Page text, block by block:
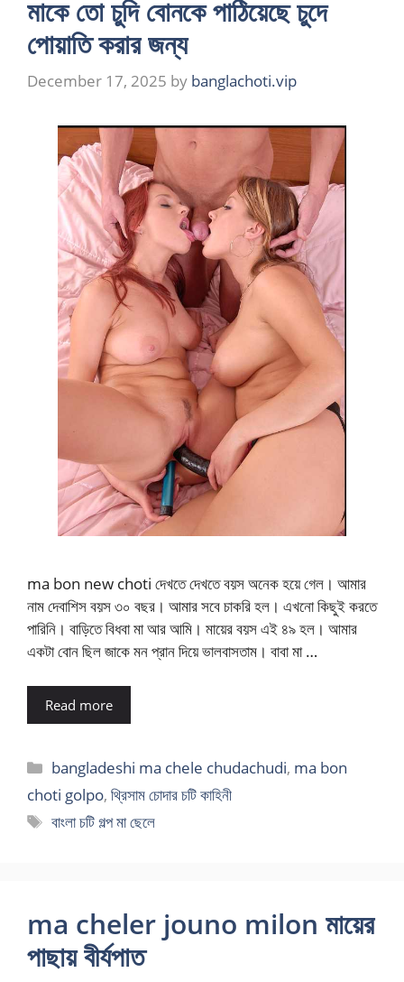
মাকে তো চুদি বোনকে পাঠিয়েছে চুদে
পোয়াতি করার জন্য
December 17, 2025 by banglachoti.vip
ma bon new choti দেখতে দেখতে বয়স অনেক হয়ে গেল। আমার
নাম দেবাশিস বয়স ৩০ বছর। আমার সবে চাকরি হল। এখনো কিছুই করতে
পারিনি। বাড়িতে বিধবা মা আর আমি। মায়ের বয়স এই ৪৯ হল। আমার
একটা বোন ছিল জাকে মন প্রান দিয়ে ভালবাসতাম। বাবা মা …
Read more
Categories
bangladeshi ma chele chudachudi, ma bon
choti golpo, থ্রিসাম চোদার চটি কাহিনী
Tags
বাংলা চটি গল্প মা ছেলে
ma cheler jouno milon মায়ের
পাছায় বীর্যপাত